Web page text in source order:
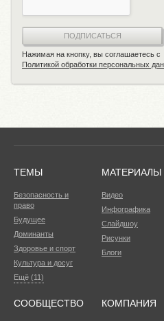
ПОДПИСАТЬСЯ
Нажимая на кнопку, вы соглашаетесь с
Политикой обработки персональных
ТЕМЫ
Безопасность и
право
Будущее
Доминанты
Здоровье и спорт
Культура и досуг
Ещё (11)
МАТЕРИАЛЫ
Видео
Инфографика
Слайдшоу
Рисунки
Блоги
СООБЩЕСТВО КОМПАНИЯ